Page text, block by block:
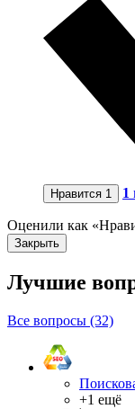
Нравится 1 1
Оценили как
Закрыть
Лучшие
Все вопросы (32)
+1 ещё